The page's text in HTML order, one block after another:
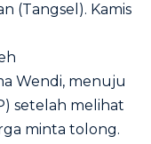
(Tangsel). Kamis
Wendi, menuju
setelah melihat
minta tolong.